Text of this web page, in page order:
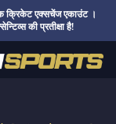
क्रिकेट एक्सचेंज एकाउंट ।
की प्रतीक्षा है!